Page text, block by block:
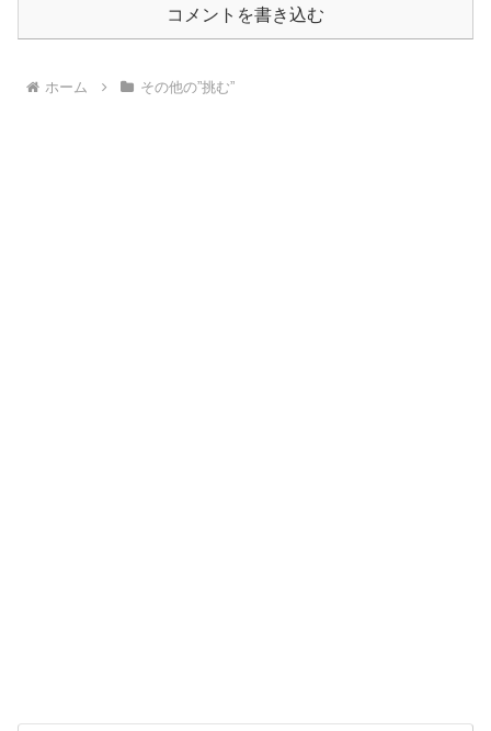
コメントを書き込む
ホーム その他の”挑む”